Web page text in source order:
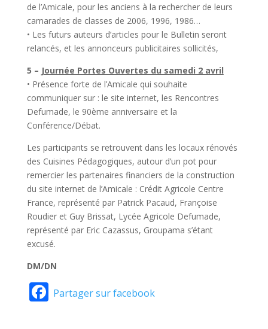
de l’Amicale, pour les anciens à la rechercher de leurs
camarades de classes de 2006, 1996, 1986…
• Les futurs auteurs d’articles pour le Bulletin seront
relancés, et les annonceurs publicitaires sollicités,
5 – Journée Portes Ouvertes du samedi 2 avril
• Présence forte de l’Amicale qui souhaite
communiquer sur : le site internet, les Rencontres
Defumade, le 90ème anniversaire et la
Conférence/Débat.
Les participants se retrouvent dans les locaux rénovés
des Cuisines Pédagogiques, autour d’un pot pour
remercier les partenaires financiers de la construction
du site internet de l’Amicale : Crédit Agricole Centre
France, représenté par Patrick Pacaud, Françoise
Roudier et Guy Brissat, Lycée Agricole Defumade,
représenté par Eric Cazassus, Groupama s’étant
excusé.
DM/DN
Facebook
Partager sur facebook